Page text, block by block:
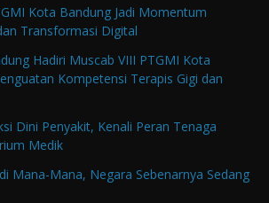
Kota Bandung Jadi Momentum
Transformasi Digital
Hadiri Muscab VIII PTGMI Kota
Kompetensi Terapis Gigi dan
Dini Penyakit, Kenali Peran Tenaga
Medik
Mana-Mana, Negara Sebenarnya Sedang